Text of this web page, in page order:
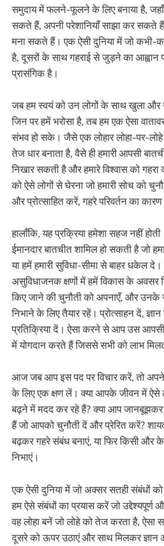
समुदाय में फलने-फूलने के लिए बनाया है,
सकते हैं, अपनी परेशानियाँ साझा कर सकते
मना सकते हैं। एक ऐसी दुनिया में जो कभी-
है, दूसरों के साथ गहराई से जुड़ने का
प्रासंगिक है।
जब हम स्वयं को उन लोगों के साथ खुला और
जिन पर हमें भरोसा है, तब हम एक ऐसा
संभव हो सके। जैसे एक लोहार लोहा-पर-लोहे
तेज धार बनाता है, वैसे ही हमारी आपसी
निखार सकती है और हमारे विश्वास को
को ऐसे लोगों से घेरना जो हमारी सोच को
और प्रोत्साहित करें, गहरे परिवर्तन का
हालाँकि, यह प्रक्रिया हमेशा सहज नहीं
ईमानदार बातचीत शामिल हो सकती है जो
या हमें हमारी सुविधा-सीमा से बाहर धकेल दे।
असुविधाजनक क्षणों में हमें विकास के अवसर
किए जाने की चुनौती को अपनाएँ, और उनके
निभाने के लिए तैयार रहें। प्रोत्साहन दें,
प्रतिक्रिया दें। ऐसा करने से आप उस
में योगदान करते हैं जिससे सभी को लाभ
आज जब आप इस पद पर विचार करें, तो
के लिए एक क्षण लें। क्या आपके जीवन में
बढ़ने में मदद कर रहे हैं? क्या आप जानबूझकर
हैं जो आपको चुनौती दें और प्रेरित करें?
बढ़कर गहरे संबंध बनाएं, या फिर किसी और के
निभाएं।
एक ऐसी दुनिया में जो अक्सर सतही संबंधों
हम ऐसे संबंधों का प्रयास करें जो उद्देश्यपूर्ण
वह लोहा बनें जो लोहे को तेज करता है, ऐसा
दूसरे को ऊपर उठाएं और साथ मिलकर ज्ञान